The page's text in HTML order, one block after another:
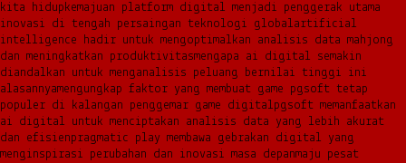
kita hidupkemajuan platform digital menjadi penggerak utama
inovasi di tengah persaingan teknologi globalartificial
intelligence hadir untuk mengoptimalkan analisis data mahjong
dan meningkatkan produktivitasmengapa ai digital semakin
diandalkan untuk menganalisis peluang bernilai tinggi ini
alasannyamengungkap faktor yang membuat game pgsoft tetap
populer di kalangan penggemar game digitalpgsoft memanfaatkan
ai digital untuk menciptakan analisis data yang lebih akurat
dan efisienpragmatic play membawa gebrakan digital yang
menginspirasi perubahan dan inovasi masa depanmaju pesat